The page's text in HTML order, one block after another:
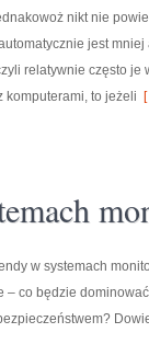
nikt nie
jest
relatywnie często je
komputerami, to jeżeli
w systemach
– co będzie